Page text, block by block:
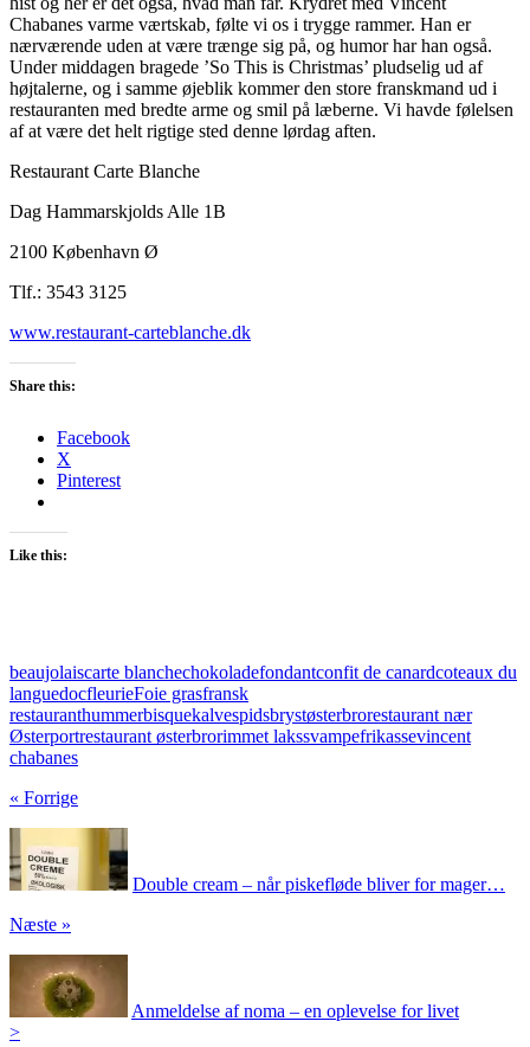
Chabanes varme værtskab, følte vi os i trygge rammer. Han er
nærværende uden at være trænge sig på, og humor har han også.
Under middagen bragede ’So This is Christmas’ pludselig ud af
højtalerne, og i samme øjeblik kommer den store franskmand ud i
restauranten med bredte arme og smil på læberne. Vi havde følelsen
af at være det helt rigtige sted denne lørdag aften.
Restaurant Carte Blanche
Dag Hammarskjolds Alle 1B
2100 København Ø
Tlf.: 3543 3125
www.restaurant-carteblanche.dk
Share this:
Facebook
X
Pinterest
Like this:
beaujolaiscarte blanchechokoladefondantconfit de canardcoteaux du
languedocfleurieFoie grasfransk
restauranthummerbisquekalvespidsbrystøsterbrorestaurant nær
Østerportrestaurant østerbrorimmet lakssvampefrikassevincent
chabanes
« Forrige
Double cream – når piskefløde bliver for mager…
Næste »
Anmeldelse af noma – en oplevelse for livet
>